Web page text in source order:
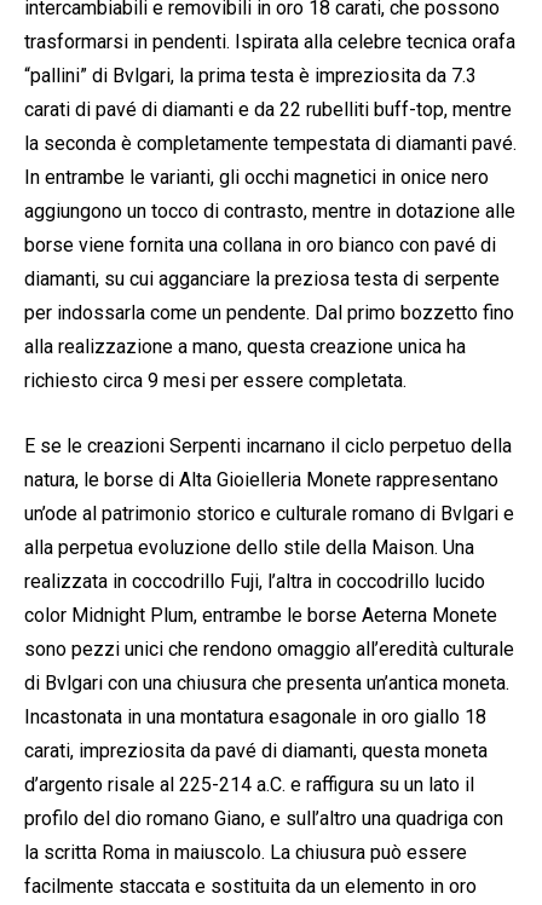
intercambiabili e removibili in oro 18 carati, che possono
trasformarsi in pendenti. Ispirata alla celebre tecnica orafa
“pallini” di Bvlgari, la prima testa è impreziosita da 7.3
carati di pavé di diamanti e da 22 rubelliti buff-top, mentre
la seconda è completamente tempestata di diamanti pavé.
In entrambe le varianti, gli occhi magnetici in onice nero
aggiungono un tocco di contrasto, mentre in dotazione alle
borse viene fornita una collana in oro bianco con pavé di
diamanti, su cui agganciare la preziosa testa di serpente
per indossarla come un pendente. Dal primo bozzetto fino
alla realizzazione a mano, questa creazione unica ha
richiesto circa 9 mesi per essere completata.
E se le creazioni Serpenti incarnano il ciclo perpetuo della
natura, le borse di Alta Gioielleria Monete rappresentano
un’ode al patrimonio storico e culturale romano di Bvlgari e
alla perpetua evoluzione dello stile della Maison. Una
realizzata in coccodrillo Fuji, l’altra in coccodrillo lucido
color Midnight Plum, entrambe le borse Aeterna Monete
sono pezzi unici che rendono omaggio all’eredità culturale
di Bvlgari con una chiusura che presenta un’antica moneta.
Incastonata in una montatura esagonale in oro giallo 18
carati, impreziosita da pavé di diamanti, questa moneta
d’argento risale al 225-214 a.C. e raffigura su un lato il
profilo del dio romano Giano, e sull’altro una quadriga con
la scritta Roma in maiuscolo. La chiusura può essere
facilmente staccata e sostituita da un elemento in oro